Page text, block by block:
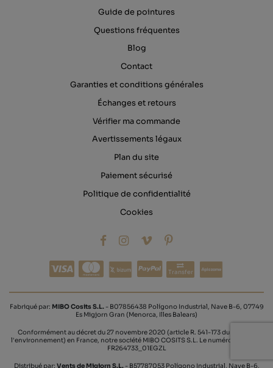
Guide de pointures
Questions fréquentes
Blog
Contact
Garanties et conditions générales
Échanges et retours
Vérifier ma commande
Avertissements légaux
Plan du site
Paiement sécurisé
Politique de confidentialité
Cookies
Transfer
Fabriqué par: MIBO Cosits S.L.- B07856438 Polígono Industrial, Nave B-6, 07749
Es Migjorn Gran (Menorca, Illes Balears)
Conformément au décret du 27 novembre 2020 (article R. 541-173 du code de
l'environnement) en France, notre société MIBO COSITS S.L. Le numéro UIN est le
FR264733_01EGZL
Distribué par: Vents de Migjorn S.L.- B57787053 Polígono Industrial, Nave B-6,